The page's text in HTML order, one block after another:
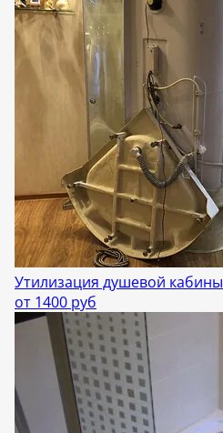
Утилизация душевой кабины
от 1400 руб